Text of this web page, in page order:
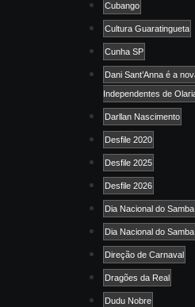
Cubango
Cultura Guaratingueta
Cunha SP
Dani Sant’Anna é a
Independentes de
Darllan Nascimento
Desfile 2020
Desfile 2025
Desfile 2026
Dia Nacional do Samba
Dia Nacional do
Direção de Carnaval
Dragões da Real
Dudu Nobre